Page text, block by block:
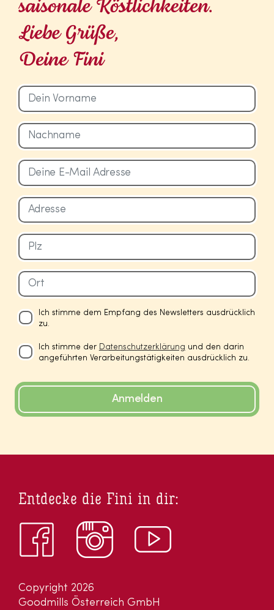
Ich stimme dem Empfang des Newsletters ausdrücklich
zu.
Ich stimme der Datenschutzerklärung und den darin
angeführten Verarbeitungstätigkeiten ausdrücklich zu.
Anmelden
Copyright 2026
Goodmills Österreich GmbH
Entdecke die Fini in dir: